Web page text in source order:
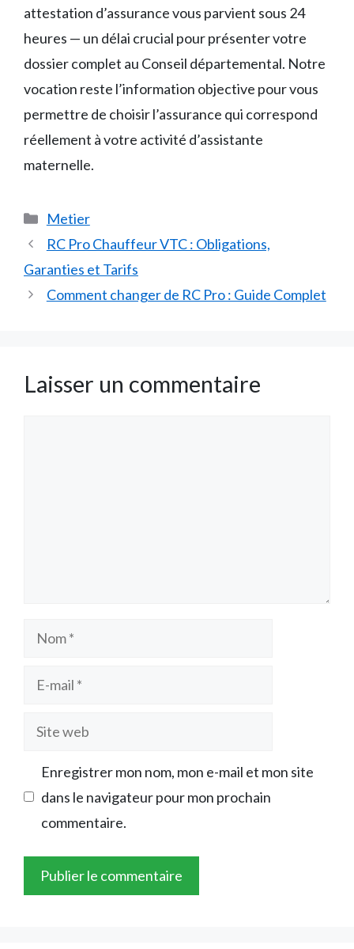
attestation d’assurance vous parvient sous 24
heures — un délai crucial pour présenter votre
dossier complet au Conseil départemental. Notre
vocation reste l’information objective pour vous
permettre de choisir l’assurance qui correspond
réellement à votre activité d’assistante
maternelle.
Catégories
Metier
RC Pro Chauffeur VTC : Obligations,
Garanties et Tarifs
Comment changer de RC Pro : Guide Complet
Laisser un commentaire
Nom
Site
Enregistrer mon nom, mon e-mail et mon site
dans le navigateur pour mon prochain
commentaire.